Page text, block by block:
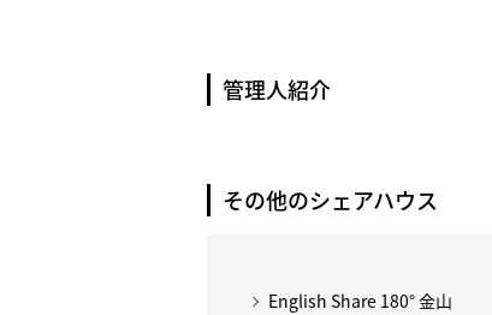
管理人紹介
その他のシェアハウス
English Share 180° 金山